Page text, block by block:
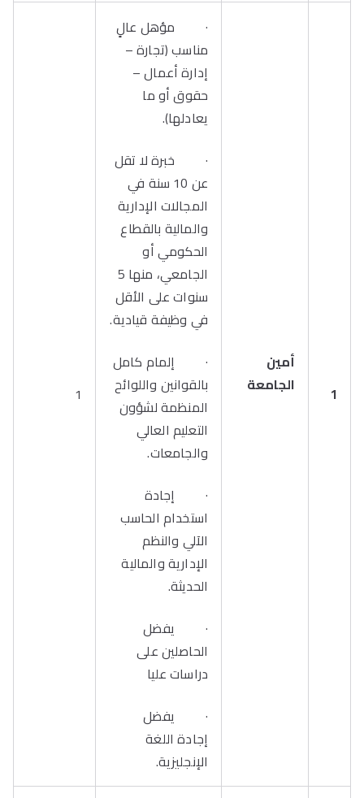
1
أمين
الجامعة
· مؤهل عالٍ
مناسب (تجارة –
إدارة أعمال –
حقوق أو ما
يعادلها).
· خبرة لا تقل
عن 10 سنة في
المجالات الإدارية
والمالية بالقطاع
الحكومي أو
الجامعي، منها 5
سنوات على الأقل
في وظيفة قيادية.
· إلمام كامل
بالقوانين واللوائح
المنظمة لشؤون
التعليم العالي
والجامعات.
· إجادة
استخدام الحاسب
الآلي والنظم
الإدارية والمالية
الحديثة.
· يفضل
الحاصلين على
دراسات عليا
· يفضل
إجادة اللغة
الإنجليزية.
1